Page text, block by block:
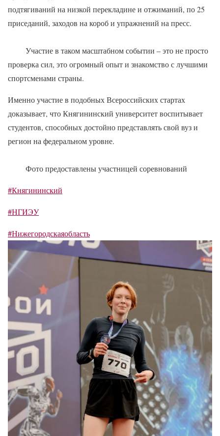
подтягиваний на низкой перекладине и отжиманий, по 25
приседаний, заходов на короб и упражнений на пресс.
Участие в таком масштабном событии – это не просто
проверка сил, это огромный опыт и знакомство с лучшими
спортсменами страны.
Именно участие в подобных Всероссийских стартах
доказывает, что Княгининский университет воспитывает
студентов, способных достойно представлять свой вуз и
регион на федеральном уровне.
Фото предоставлены участницей соревнований
#Княгининский
#НГИЭУ
#Нижегородскаяобласть